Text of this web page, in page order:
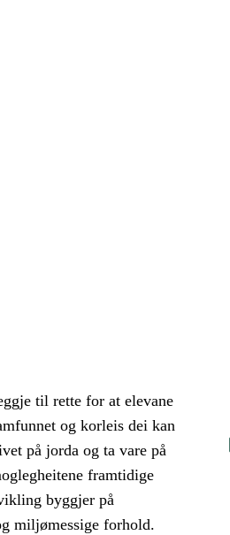
til rette for at elevane
og korleis dei kan
på jorda og ta vare på
framtidige
byggjer på
miljømessige forhold.